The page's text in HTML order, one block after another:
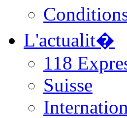
L'actualit�
118
Suisse